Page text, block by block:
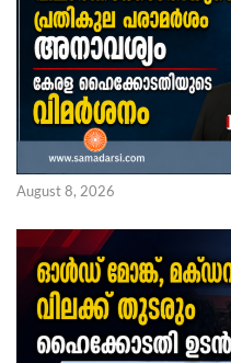
August 8, 2026